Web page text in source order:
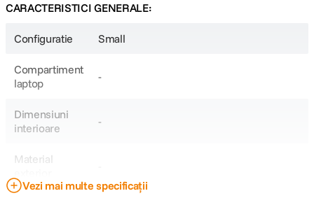
CARACTERISTICI GENERALE:
Configuratie Small
Compartiment
laptop
-
Dimensiuni
interioare
-
Material
Vezi mai multe specificații